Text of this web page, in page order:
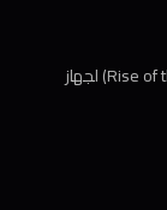
سنقوم بشراء لعبة (Rise of the Tomb Raider: 20. Yıldönümü) لجهاز